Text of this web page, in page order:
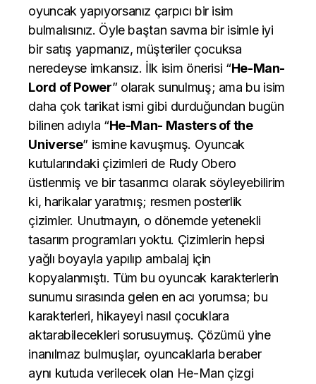
oyuncak yapıyorsanız çarpıcı bir isim
bulmalısınız. Öyle baştan savma bir isimle iyi
bir satış yapmanız, müşteriler çocuksa
neredeyse imkansız. İlk isim önerisi “He-Man-
Lord of Power” olarak sunulmuş; ama bu isim
daha çok tarikat ismi gibi durduğundan bugün
bilinen adıyla “He-Man- Masters of the
Universe” ismine kavuşmuş. Oyuncak
kutularındaki çizimleri de Rudy Obero
üstlenmiş ve bir tasarımcı olarak söyleyebilirim
ki, harikalar yaratmış; resmen posterlik
çizimler. Unutmayın, o dönemde yetenekli
tasarım programları yoktu. Çizimlerin hepsi
yağlı boyayla yapılıp ambalaj için
kopyalanmıştı. Tüm bu oyuncak karakterlerin
sunumu sırasında gelen en acı yorumsa; bu
karakterleri, hikayeyi nasıl çocuklara
aktarabilecekleri sorusuymuş. Çözümü yine
inanılmaz bulmuşlar, oyuncaklarla beraber
aynı kutuda verilecek olan He-Man çizgi